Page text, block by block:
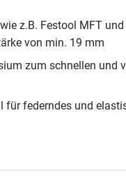
z.B. Festool MFT
von min. 19 mm
zum schnellen und
federndes und